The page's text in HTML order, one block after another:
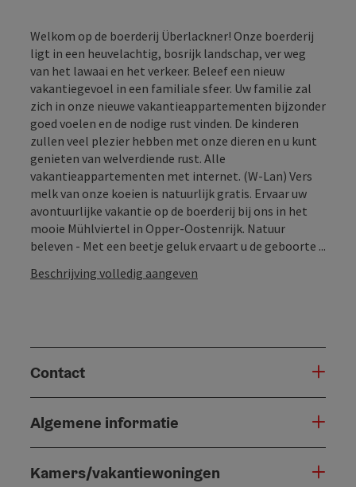
Welkom op de boerderij Überlackner! Onze boerderij
ligt in een heuvelachtig, bosrijk landschap, ver weg
van het lawaai en het verkeer. Beleef een nieuw
vakantiegevoel in een familiale sfeer. Uw familie zal
zich in onze nieuwe vakantieappartementen bijzonder
goed voelen en de nodige rust vinden. De kinderen
zullen veel plezier hebben met onze dieren en u kunt
genieten van welverdiende rust. Alle
vakantieappartementen met internet. (W-Lan) Vers
melk van onze koeien is natuurlijk gratis. Ervaar uw
avontuurlijke vakantie op de boerderij bij ons in het
mooie Mühlviertel in Opper-Oostenrijk. Natuur
beleven - Met een beetje geluk ervaart u de geboorte ...
Beschrijving volledig aangeven
Contact
Algemene informatie
Kamers/vakantiewoningen